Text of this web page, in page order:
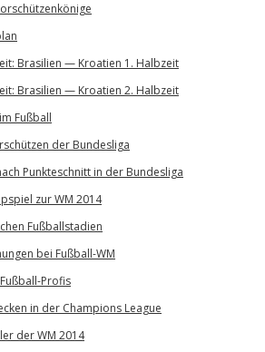
Brasilien — Kroatien 1. Halbzeit
Brasilien — Kroatien 2. Halbzeit
Fußball
der Bundesliga
Punkteschnitt in der Bundesliga
zur WM 2014
Fußballstadien
bei Fußball-WM
Profis
in der Champions League
der WM 2014